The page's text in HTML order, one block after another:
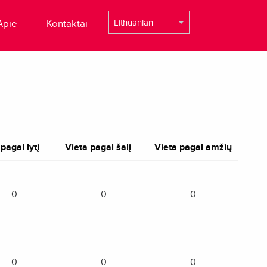
Kontaktai
lytį Vieta pagal šalį Vieta pagal amžių
0 0 0
0 0 0